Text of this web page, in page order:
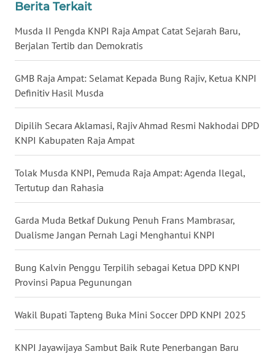
Berita Terkait
Musda II Pengda KNPI Raja Ampat Catat Sejarah Baru,
Berjalan Tertib dan Demokratis
GMB Raja Ampat: Selamat Kepada Bung Rajiv, Ketua KNPI
Definitiv Hasil Musda
Dipilih Secara Aklamasi, Rajiv Ahmad Resmi Nakhodai DPD
KNPI Kabupaten Raja Ampat
Tolak Musda KNPI, Pemuda Raja Ampat: Agenda Ilegal,
Tertutup dan Rahasia
Garda Muda Betkaf Dukung Penuh Frans Mambrasar,
Dualisme Jangan Pernah Lagi Menghantui KNPI
Bung Kalvin Penggu Terpilih sebagai Ketua DPD KNPI
Provinsi Papua Pegunungan
Wakil Bupati Tapteng Buka Mini Soccer DPD KNPI 2025
KNPI Jayawijaya Sambut Baik Rute Penerbangan Baru
WN
KALTENG
WN
KALTARA
WN
WN
KALTIM
WN
SULSEL
WN
GORONTALO
WN
SULUT